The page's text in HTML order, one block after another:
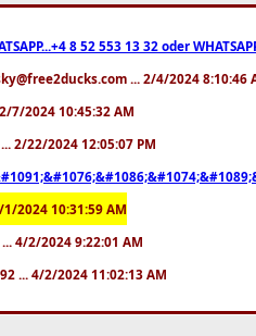
8 52 553 13 32 oder
... 2/4/2024 8:10:46
7/2024 10:45:32 AM
2/22/2024 12:05:07 PM
2024 10:31:59 AM
4/2/2024 9:22:01 AM
... 4/2/2024 11:02:13 AM